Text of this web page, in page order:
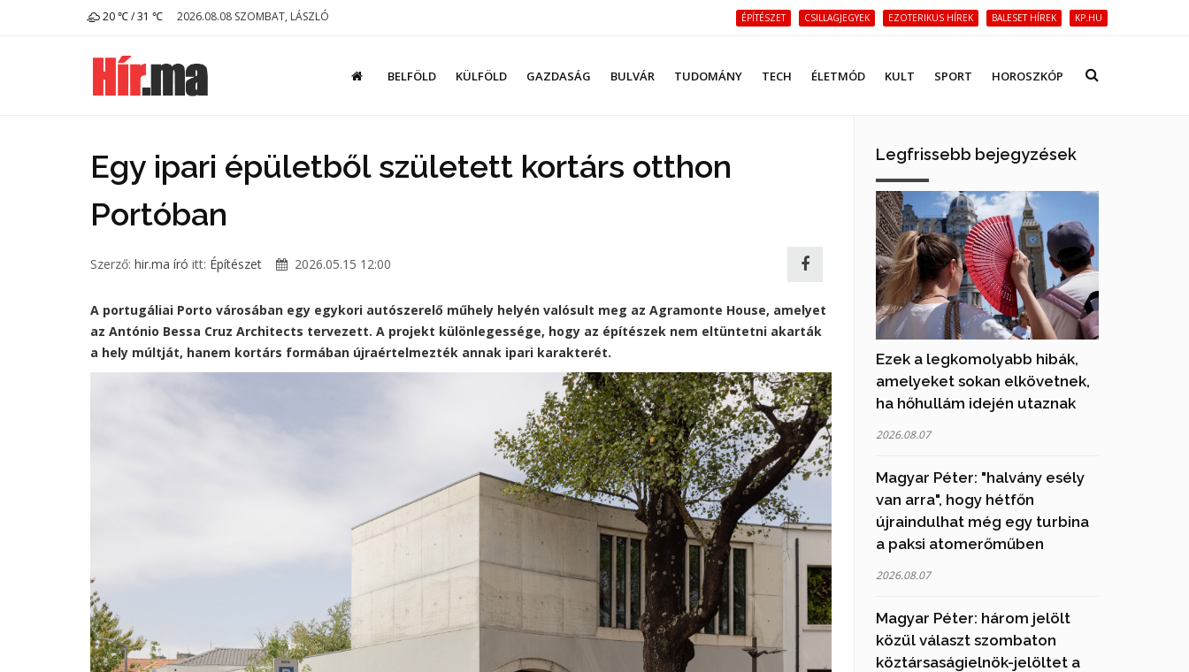
20 ℃ / 31 ℃ 2026.08.08 SZOMBAT, LÁSZLÓ ÉPÍTÉSZET CSILLAGJEGYEK EZOTERIKUS HÍREK BALESET HÍREK KP.HU
BELFÖLD KÜLFÖLD GAZDASÁG BULVÁR TUDOMÁNY TECH ÉLETMÓD KULT SPORT HOROSZKÓP
Egy ipari épületből született kortárs otthon
Portóban
Szerző: hir.ma író itt: Építészet 2026.05.15 12:00
A portugáliai Porto városában egy egykori autószerelő műhely helyén valósult meg az Agramonte House, amelyet
az António Bessa Cruz Architects tervezett. A projekt különlegessége, hogy az építészek nem eltüntetni akarták
a hely múltját, hanem kortárs formában újraértelmezték annak ipari karakterét.
Legfrissebb bejegyzések
Ezek a legkomolyabb hibák,
amelyeket sokan elkövetnek,
ha hőhullám idején utaznak
2026.08.07
Magyar Péter: "halvány esély
van arra", hogy hétfőn
újraindulhat még egy turbina
a paksi atomerőműben
2026.08.07
Magyar Péter: három jelölt
közül választ szombaton
köztársaságielnök-jelöltet a